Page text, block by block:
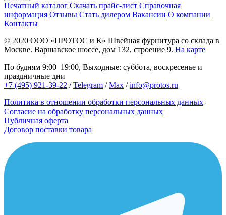
Печатный каталог Скачать прайс-лист Справочная
информация Отзывы Стать дилером Вакансии О компании
Контакты
© 2020 ООО «ПРОТОС и К» Швейная фурнитура со склада в
Москве. Варшавское шоссе, дом 132, строение 9. На карте
По будням 9:00–19:00, Выходные: суббота, воскресенье и
праздничные дни
+7 (495) 921-39-22 /Telegram /Max /info@protos.ru
Политика в отношении обработки персональных данных
Согласие на обработку персональных данных
Публичная оферта
Договор поставки товара